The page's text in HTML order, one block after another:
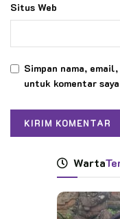
Situs Web
Simpan nama,
untuk komentar
Warta